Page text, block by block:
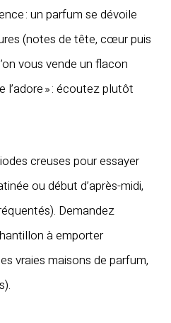
: un parfum se dévoile
(notes de tête, cœur puis
vous vende un flacon
l’adore » : écoutez plutôt
creuses pour essayer
ou début d’après-midi,
Demandez
à emporter
vraies maisons de parfum,